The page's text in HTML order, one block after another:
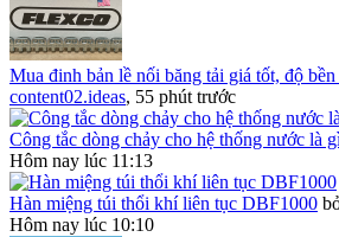
Mua đinh bản lề nối băng tải giá tốt, độ
content02.ideas, 55 phút trước
Công tắc dòng chảy cho hệ thống nước là
Hôm nay lúc 11:13
Hàn miệng túi thổi khí liên tục DBF1000
Hôm nay lúc 10:10